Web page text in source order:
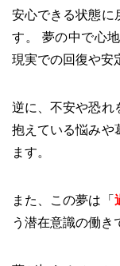
安心できる状態に
す。 夢の中で心
現実での回復や安
逆に、不安や恐れ
抱えている悩みや
ます。
また、この夢は「
う潜在意識の働き